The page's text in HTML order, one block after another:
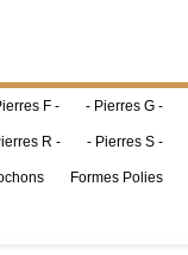
F - - Pierres G -
R - - Pierres S -
Formes Polies